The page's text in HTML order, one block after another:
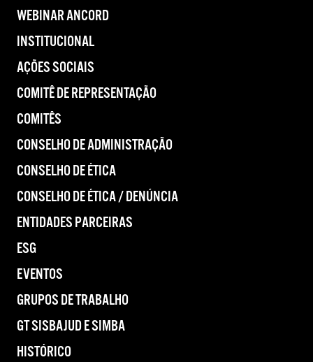
WEBINAR ANCORD
INSTITUCIONAL
AÇÕES SOCIAIS
COMITÊ DE REPRESENTAÇÃO
COMITÊS
CONSELHO DE ADMINISTRAÇÃO
CONSELHO DE ÉTICA
CONSELHO DE ÉTICA / DENÚNCIA
ENTIDADES PARCEIRAS
ESG
EVENTOS
GRUPOS DE TRABALHO
GT SISBAJUD E SIMBA
HISTÓRICO